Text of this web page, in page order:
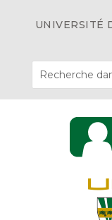
UNIVERSITÉ